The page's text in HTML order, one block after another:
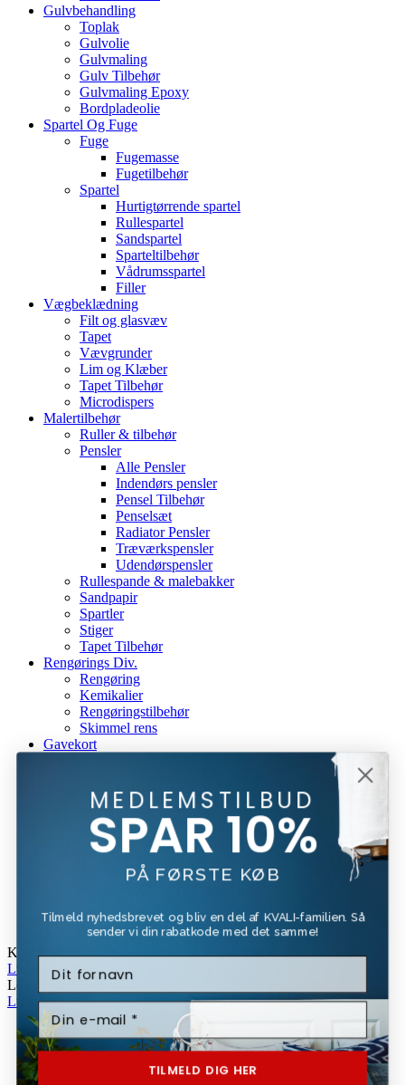
Gulvbehandling
Toplak
Gulvolie
Gulvmaling
Gulv Tilbehør
Gulvmaling Epoxy
Bordpladeolie
Spartel Og Fuge
Fuge
Fugemasse
Fugetilbehør
Spartel
Hurtigtørrende spartel
Rullespartel
Sandspartel
Sparteltilbehør
Vådrumsspartel
Filler
Vægbeklædning
Filt og glasvæv
Tapet
Vævgrunder
Lim og Klæber
Tapet Tilbehør
Microdispers
Malertilbehør
Ruller & tilbehør
Pensler
Alle Pensler
Indendørs pensler
Pensel Tilbehør
Penselsæt
Radiator Pensler
Træværkspensler
Udendørspensler
Rullespande & malebakker
Sandpapir
Spartler
Stiger
Tapet Tilbehør
Rengørings Div.
Rengøring
Kemikalier
Rengøringstilbehør
Skimmel rens
Gavekort
Beckers
Bona
Kundeservice
Login / Register
Kurv
Luk
Log Ind
Luk
MEDLEMSTILBUD
SPAR 10%
PÅ FØRSTE KØB
Tilmeld nyhedsbrevet og bliv en del af KVALI-familien. Så
sender vi din rabatkode med det samme!
TILMELD DIG HER